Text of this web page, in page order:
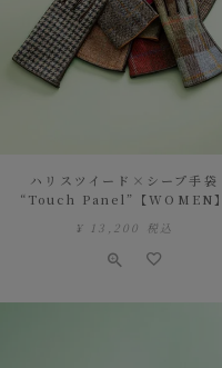
ハリスツイード×シープ手袋
“Touch Panel”【WOMEN】
¥ 13,200 税込